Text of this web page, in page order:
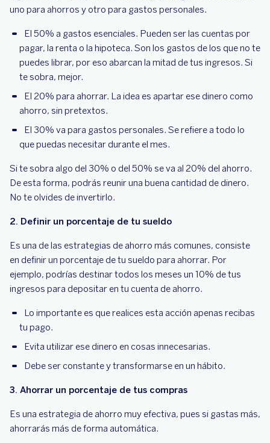
uno para ahorros y otro para gastos personales.
El 50% a gastos esenciales. Pueden ser las cuentas por
pagar, la renta o la hipoteca. Son los gastos de los que no te
puedes librar, por eso abarcan la mitad de tus ingresos. Si
te sobra, mejor.
El 20% para ahorrar. La idea es apartar ese dinero como
ahorro, sin pretextos.
El 30% va para gastos personales. Se refiere a todo lo
que puedas necesitar durante el mes.
Si te sobra algo del 30% o del 50% se va al 20% del ahorro.
De esta forma, podrás reunir una buena cantidad de dinero.
No te olvides de invertirlo.
2. Definir un porcentaje de tu sueldo
Es una de las estrategias de ahorro más comunes, consiste
en definir un porcentaje de tu sueldo para ahorrar. Por
ejemplo, podrías destinar todos los meses un 10% de tus
ingresos para depositar en tu cuenta de ahorro.
Lo importante es que realices esta acción apenas recibas
tu pago.
Evita utilizar ese dinero en cosas innecesarias.
Debe ser constante y transformarse en un hábito.
3. Ahorrar un porcentaje de tus compras
Es una estrategia de ahorro muy efectiva, pues si gastas más,
ahorrarás más de forma automática.